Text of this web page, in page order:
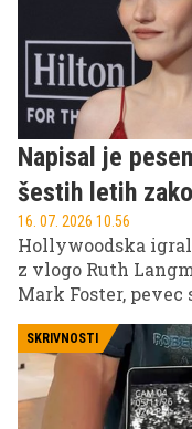
Napisal je
šestih letih
16. 07. 2026 10.56
Hollywoodska
z vlogo Ruth
Mark Foster, pevec
potrdil vir reviji
para za zdaj
SKRIVNOSTI